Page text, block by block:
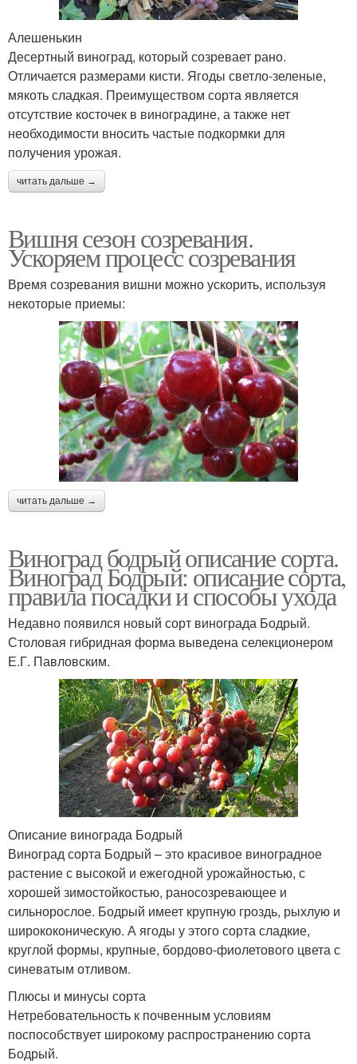
Алешенькин
Десертный виноград, который созревает рано.
Отличается размерами кисти. Ягоды светло-зеленые,
мякоть сладкая. Преимуществом сорта является
отсутствие косточек в виноградине, а также нет
необходимости вносить частые подкормки для
получения урожая.
читать дальше →
Вишня сезон созревания.
Ускоряем процесс созревания
Время созревания вишни можно ускорить, используя
некоторые приемы:
читать дальше →
Виноград бодрый описание сорта.
Виноград Бодрый: описание сорта,
правила посадки и способы ухода
Недавно появился новый сорт винограда Бодрый.
Столовая гибридная форма выведена селекционером
Е.Г. Павловским.
Описание винограда Бодрый
Виноград сорта Бодрый – это красивое виноградное
растение с высокой и ежегодной урожайностью, с
хорошей зимостойкостью, раносозревающее и
сильнорослое. Бодрый имеет крупную гроздь, рыхлую и
ширококоническую. А ягоды у этого сорта сладкие,
круглой формы, крупные, бордово-фиолетового цвета с
синеватым отливом.
Плюсы и минусы сорта
Нетребовательность к почвенным условиям
поспособствует широкому распространению сорта
Бодрый.